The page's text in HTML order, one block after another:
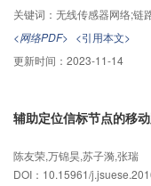
期。
避免单一评价指标的片面性
合评价链路质量；采用K-
数的离散区间；采用熵值法
素的干扰；为避免最大隶属
的链路质量等级指标；借
网络，采用EM算法进行DBN
性与DBN链路质量预测模型
有更高的预测准确度。采用
关键词： 无线传感器网络;链
<网络PDF> <引用本文>
更新时间： 2023-11-14
辅助定位信标节点的移
陈友荣,万锦昊,苏子漪,张瑞
DOI：10.15961/